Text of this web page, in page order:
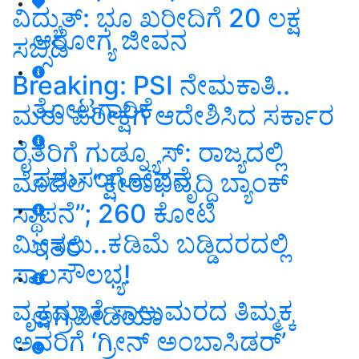
ಆರೋಗ್ಯ ಜೀವನ
ತೋಟಗಾರಿಕೆ
ಪಶುಸಂಗೋಪನೆ
ಇತರೆ
ಅಗ್ರಿಪೀಡಿಯಾ
ವಿದ್ಯುತ್‌: ಭೂ ಖರೀದಿಗೆ 20 ಲಕ್ಷ
ಸಬ್ಸಿಡಿ
Breaking: PSI ನೇಮಕಾತಿ..
ಮರು ಪರೀಕ್ಷೆಗೆ ಆದೇಶಿಸಿದ ಸರ್ಕಾರ
ರೈತರಿಗೆ ಗುಡ್ನ್ಯೂಸ್: ರಾಜ್ಯದಲ್ಲಿ
ಮೊದಲ “ಕ್ಷೀರಾಭಿವೃದ್ಧಿ ಬ್ಯಾಂಕ್‌
ಸ್ಥಾಪನೆ”; 260 ಕೋಟಿ
ಮೀಸಲು..ಕಡಿಮೆ ಬಡ್ಡಿದರದಲ್ಲಿ
ಸಾಲಸೌಲಭ್ಯ!
ವೃಕ್ಷಮಾತೆ ಸಾಲುಮರದ ತಿಮ್ಮಕ್ಕ
ಅವರಿಗೆ ‘ಗ್ರೀನ್ ಅಂಬಾಸಿಡರ್ʼ